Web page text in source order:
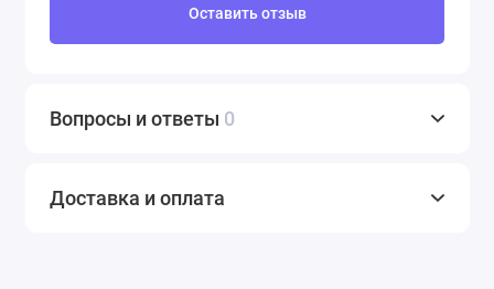
Оставить отзыв
Вопросы и ответы 0
Доставка и оплата